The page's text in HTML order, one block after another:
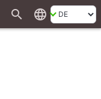
search language